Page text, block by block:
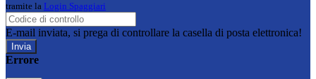
tramite la Login Spaggiari
E-mail inviata, si prega di controllare la casella di posta elettronica!
Errore